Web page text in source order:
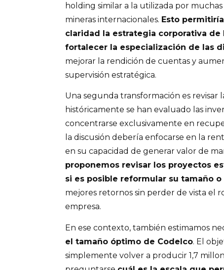
holding similar a la utilizada por
mineras internacionales. Esto
claridad la estrategia corporativa de
fortalecer la especialización de las
mejorar la rendición de cuentas y
supervisión estratégica.
Una segunda transformación es revisar
históricamente se han evaluado las
concentrarse exclusivamente en
la discusión debería enfocarse en la
en su capacidad de generar valor de
proponemos revisar los proyectos
si es posible reformular su tamaño o
mejores retornos sin perder de vista el
empresa.
En ese contexto, también estimamos
el tamaño óptimo de Codelco. El
simplemente volver a producir 1,7